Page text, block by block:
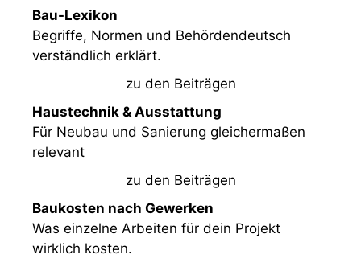
Bau-Lexikon
Begriffe, Normen und Behördendeutsch
verständlich erklärt.
zu den Beiträgen
Haustechnik & Ausstattung
Für Neubau und Sanierung gleichermaßen
relevant
zu den Beiträgen
Baukosten nach Gewerken
Was einzelne Arbeiten für dein Projekt
wirklich kosten.